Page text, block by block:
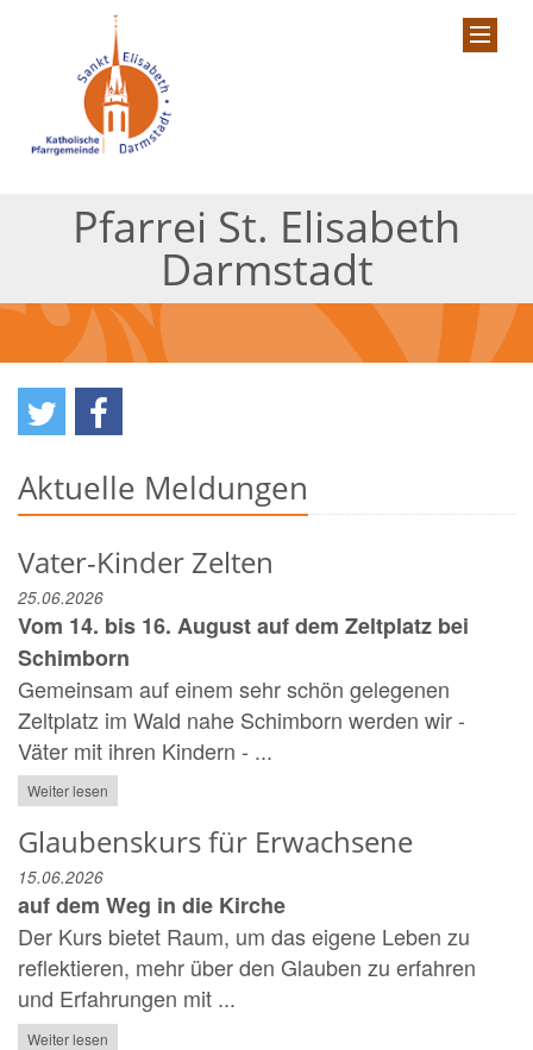
Pfarrei St. Elisabeth
Darmstadt
Aktuelle Meldungen
Vater-Kinder Zelten
25.06.2026
Vom 14. bis 16. August auf dem Zeltplatz bei
Schimborn
Gemeinsam auf einem sehr schön gelegenen
Zeltplatz im Wald nahe Schimborn werden wir -
Väter mit ihren Kindern - ...
Weiter lesen
Glaubenskurs für Erwachsene
15.06.2026
auf dem Weg in die Kirche
Der Kurs bietet Raum, um das eigene Leben zu
reflektieren, mehr über den Glauben zu erfahren
und Erfahrungen mit ...
Weiter lesen